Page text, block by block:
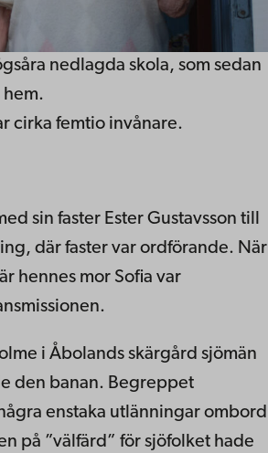
nedlagda skola, som sedan
hem.
cirka femtio invånare.
sin faster Ester Gustavsson till
där faster var ordförande. När
hennes mor Sofia var
i Åbolands skärgård sjömän
den banan. Begreppet
enstaka utlänningar ombord
på ”välfärd” för sjöfolket hade